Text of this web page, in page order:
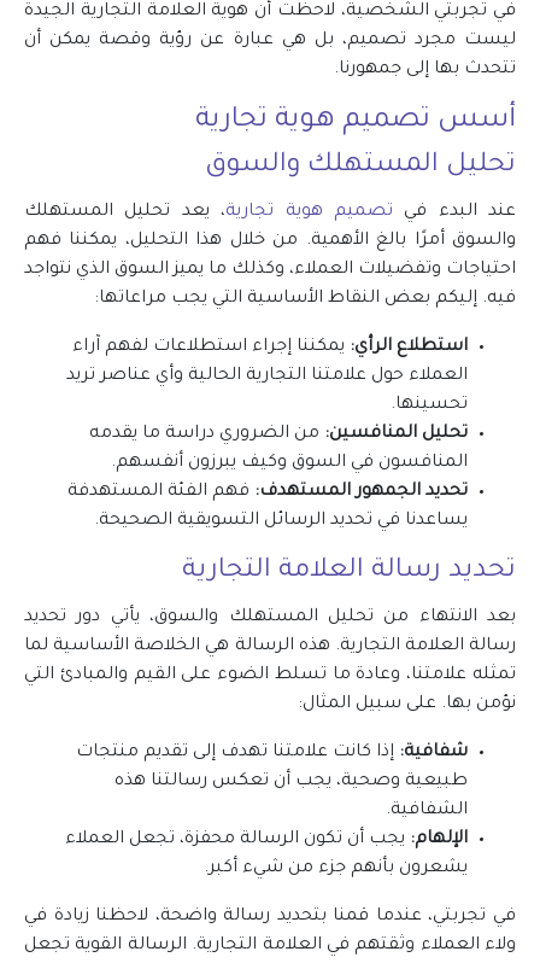
في تجربتي الشخصية، لاحظت أن هوية العلامة التجارية الجيدة
ليست مجرد تصميم، بل هي عبارة عن رؤية وقصة يمكن أن
تتحدث بها إلى جمهورنا.
أسس تصميم هوية تجارية
تحليل المستهلك والسوق
عند البدء في تصميم هوية تجارية، يعد تحليل المستهلك
والسوق أمرًا بالغ الأهمية. من خلال هذا التحليل، يمكننا فهم
احتياجات وتفضيلات العملاء، وكذلك ما يميز السوق الذي نتواجد
فيه. إليكم بعض النقاط الأساسية التي يجب مراعاتها:
استطلاع الرأي: يمكننا إجراء استطلاعات لفهم آراء
العملاء حول علامتنا التجارية الحالية وأي عناصر تريد
تحسينها.
تحليل المنافسين: من الضروري دراسة ما يقدمه
المنافسون في السوق وكيف يبرزون أنفسهم.
تحديد الجمهور المستهدف: فهم الفئة المستهدفة
يساعدنا في تحديد الرسائل التسويقية الصحيحة.
تحديد رسالة العلامة التجارية
بعد الانتهاء من تحليل المستهلك والسوق، يأتي دور تحديد
رسالة العلامة التجارية. هذه الرسالة هي الخلاصة الأساسية لما
تمثله علامتنا، وعادة ما تسلط الضوء على القيم والمبادئ التي
نؤمن بها. على سبيل المثال:
شفافية: إذا كانت علامتنا تهدف إلى تقديم منتجات
طبيعية وصحية، يجب أن تعكس رسالتنا هذه
الشفافية.
الإلهام: يجب أن تكون الرسالة محفزة، تجعل العملاء
يشعرون بأنهم جزء من شيء أكبر.
في تجربتي، عندما قمنا بتحديد رسالة واضحة، لاحظنا زيادة في
ولاء العملاء وثقتهم في العلامة التجارية. الرسالة القوية تجعل